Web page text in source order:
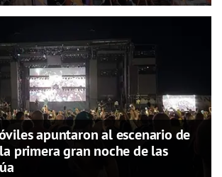
apuntaron al escenario de
primera gran noche de las